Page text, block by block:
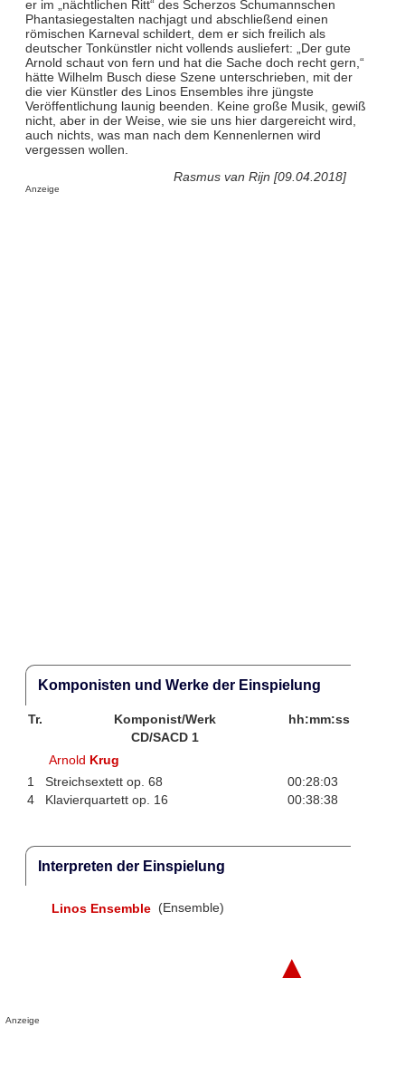
er im „nächtlichen Ritt“ des Scherzos Schumannschen
Phantasiegestalten nachjagt und abschließend einen
römischen Karneval schildert, dem er sich freilich als
deutscher Tonkünstler nicht vollends ausliefert: „Der gute
Arnold schaut von fern und hat die Sache doch recht gern,“
hätte Wilhelm Busch diese Szene unterschrieben, mit der
die vier Künstler des Linos Ensembles ihre jüngste
Veröffentlichung launig beenden. Keine große Musik, gewiß
nicht, aber in der Weise, wie sie uns hier dargereicht wird,
auch nichts, was man nach dem Kennenlernen wird
vergessen wollen.
Rasmus van Rijn [09.04.2018]
Anzeige
Komponisten und Werke der Einspielung
Tr. Komponist/Werk
hh:mm:ss
CD/SACD 1
Arnold Krug
1
Streichsextett op. 68
00:28:03
4
Klavierquartett op. 16 00:38:38
Interpreten der Einspielung
Linos Ensemble (Ensemble)
▲
Anzeige